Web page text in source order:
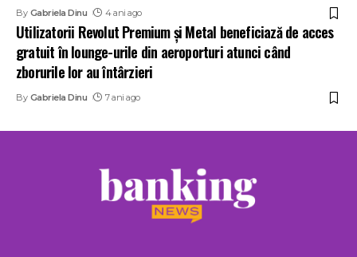
By Gabriela Dinu 4 ani ago
Utilizatorii Revolut Premium și Metal beneficiază de acces
gratuit în lounge-urile din aeroporturi atunci când
zborurile lor au întârzieri
By Gabriela Dinu 7 ani ago